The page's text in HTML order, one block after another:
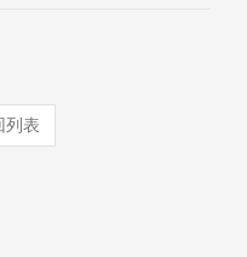
列表